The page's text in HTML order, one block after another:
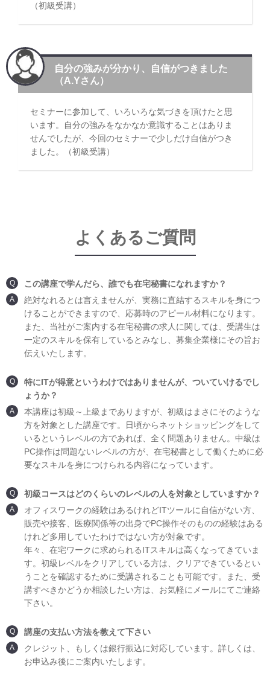
（初級受講）
自分の強みが分かり、自信がつきました
（A.Yさん）
セミナーに参加して、いろいろな気づきを頂けたと思
います。自分の強みをなかなか意識することはありま
せんでしたが、今回のセミナーで少しだけ自信がつき
ました。（初級受講）
よくあるご質問
Q この講座で学んだら、誰でも在宅秘書になれますか？
A
絶対なれるとは言えませんが、実務に直結するスキルを身につ
けることができますので、応募時のアピール材料になります。
また、当社がご案内する在宅秘書の求人に関しては、受講生は
一定のスキルを保有しているとみなし、募集企業様にその旨お
伝えいたします。
Q
特にITが得意というわけではありませんが、ついていけるでし
ょうか？
A
本講座は初級～上級までありますが、初級はまさにそのような
方を対象とした講座です。日頃からネットショッピングをして
いるというレベルの方であれば、全く問題ありません。中級は
PC操作は問題ないレベルの方が、在宅秘書として働くために必
要なスキルを身につけられる内容になっています。
Q 初級コースはどのくらいのレベルの人を対象としていますか？
A
オフィスワークの経験はあるけれどITツールに自信がない方、
販売や接客、医療関係等の出身でPC操作そのものの経験はある
けれど多用していたわけではない方が対象です。
年々、在宅ワークに求められるITスキルは高くなってきていま
す。初級レベルをクリアしている方は、クリアできているとい
うことを確認するために受講されることも可能です。また、受
講すべきかどうか相談したい方は、お気軽にメールにてご連絡
下さい。
Q 講座の支払い方法を教えて下さい
A
クレジット、もしくは銀行振込に対応しています。詳しくは、
お申込み後にご案内いたします。